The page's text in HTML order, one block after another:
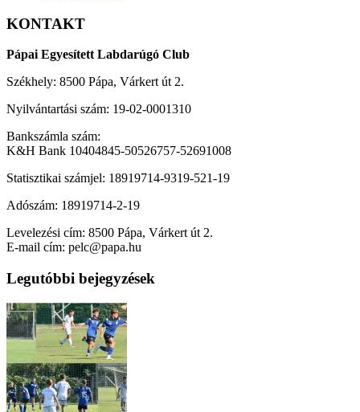
KONTAKT
Pápai Egyesített Labdarúgó Club
Székhely: 8500 Pápa, Várkert út 2.
Nyilvántartási szám: 19-02-0001310
Bankszámla szám:
K&H Bank 10404845-50526757-52691008
Statisztikai számjel: 18919714-9319-521-19
Adószám: 18919714-2-19
Levelezési cím: 8500 Pápa, Várkert út 2.
E-mail cím: pelc@papa.hu
Legutóbbi bejegyzések